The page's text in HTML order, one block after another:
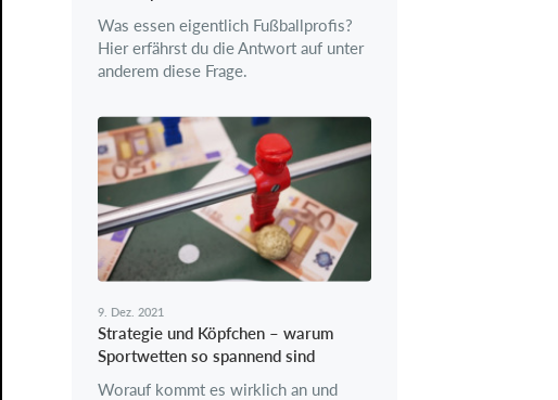
Was essen eigentlich Fußballprofis?
Hier erfährst du die Antwort auf unter
anderem diese Frage.
9. Dez. 2021
Strategie und Köpfchen – warum
Sportwetten so spannend sind
Worauf kommt es wirklich an und